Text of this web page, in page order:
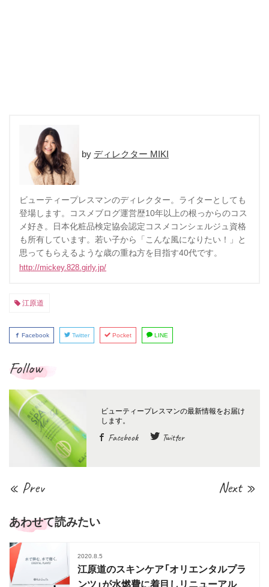
ディレクター MIKI
ビューティープレスマンのディレクター。ライターとしても
登場します。コスメブログ運営歴10年以上の根っからのコス
メ好き。日本化粧品検定協会認定コスメコンシェルジュ資格
も所有しています。若い子から「こんな風になりたい！」と
思ってもらえるような歳の重ね方を目指す40代です。
http://mickey.828.girly.jp/
江原道
Facebook Twitter Pocket LINE
Follow
Facebook Twitter
« Prev Next »
あわせて読みたい
2020.8.5
江原道のスキンケア「オリエンタルプラ
ンツ」が水燃費に着目しリニューアル